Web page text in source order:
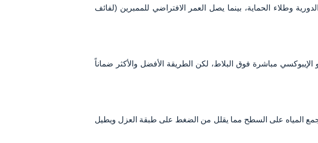
يمكن أن يستمر لأكثر من 15-20 عاماً مع الصيانة الدورية وطلاء الحماية، بينما يصل العمر الافتراضي للممبرين (لفائف
مباشرة فوق البلاط، لكن الطريقة الأفضل والأكثر ضماناً
تجمع المياه على السطح مما يقلل من الضغط على طبقة العزل ويطيل